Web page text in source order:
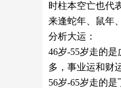
时柱本空亡也代
来逢蛇年、鼠年
分析大运：
46岁-55岁走的
多，事业运和财
56岁-65岁走的